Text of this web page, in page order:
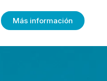
Más información